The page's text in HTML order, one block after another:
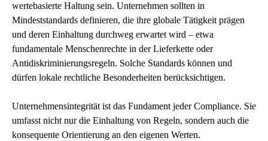
wertebasierte Haltung sein. Unternehmen sollten in
Mindeststandards definieren, die ihre globale Tätigkeit prägen
und deren Einhaltung durchweg erwartet wird – etwa
fundamentale Menschenrechte in der Lieferkette oder
Antidiskriminierungsregeln. Solche Standards können und
dürfen lokale rechtliche Besonderheiten berücksichtigen.
Unternehmensintegrität ist das Fundament jeder Compliance. Sie
umfasst nicht nur die Einhaltung von Regeln, sondern auch die
konsequente Orientierung an den eigenen Werten.